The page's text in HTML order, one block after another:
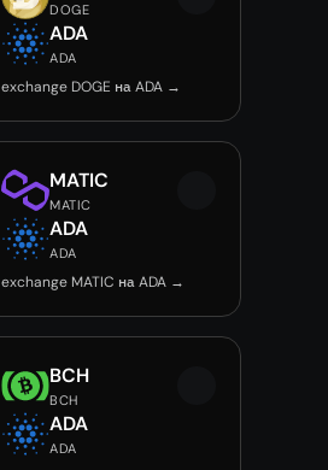
DOGE
ADA
ADA
exchange DOGE на ADA →
MATIC
MATIC
ADA
ADA
exchange MATIC на ADA →
BCH
BCH
ADA
ADA